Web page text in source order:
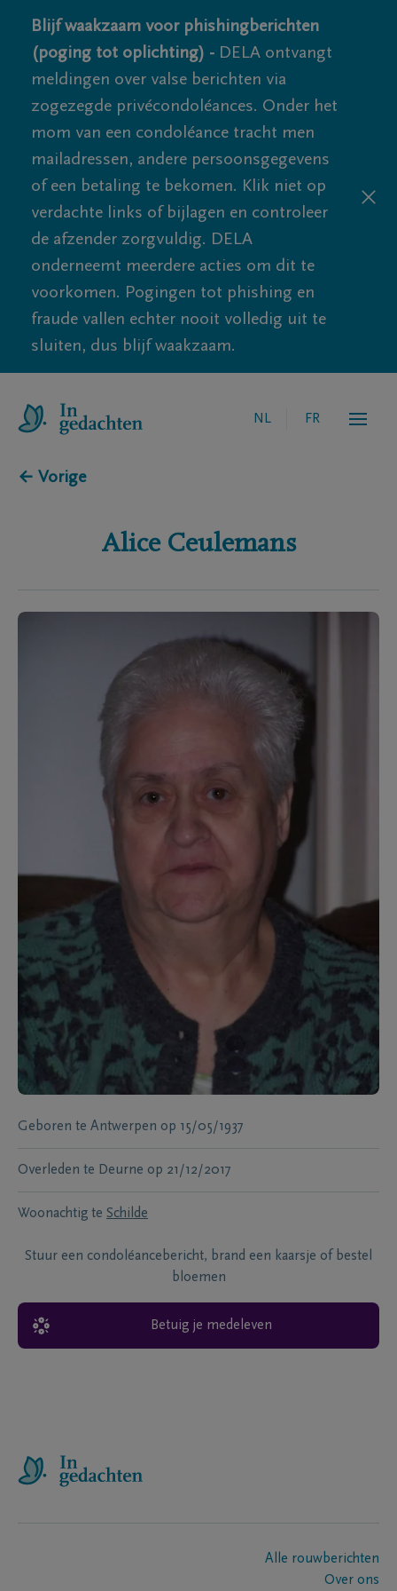
Blijf waakzaam voor phishingberichten
(poging tot oplichting) - DELA ontvangt
meldingen over valse berichten via
zogezegde privécondoléances. Onder het
mom van een condoléance tracht men
mailadressen, andere persoonsgegevens
of een betaling te bekomen. Klik niet op
verdachte links of bijlagen en controleer
de afzender zorgvuldig. DELA
onderneemt meerdere acties om dit te
voorkomen. Pogingen tot phishing en
fraude vallen echter nooit volledig uit te
sluiten, dus blijf waakzaam.
NL FR
← Vorige
Alice Ceulemans
Geboren te Antwerpen op 15/05/1937
Overleden te Deurne op 21/12/2017
Woonachtig te Schilde
Stuur een condoléancebericht, brand een kaarsje of bestel
bloemen
Betuig je medeleven
Alle rouwberichten
Over ons